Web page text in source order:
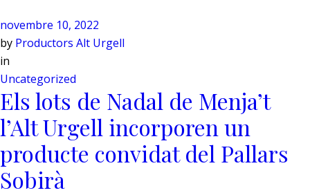
novembre 10, 2022
by Productors Alt Urgell
in
Uncategorized
Els lots de Nadal de Menja’t
l’Alt Urgell incorporen un
producte convidat del Pallars
Sobirà